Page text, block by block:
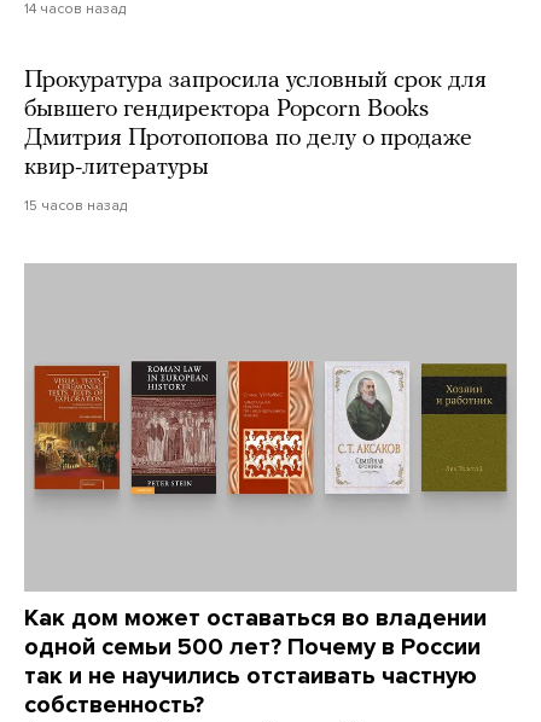
14 часов назад
Прокуратура запросила условный срок для
бывшего гендиректора Popcorn Books
Дмитрия Протопопова по делу о продаже
квир-литературы
15 часов назад
Как дом может оставаться во владении
одной семьи 500 лет? Почему в России
так и не научились отстаивать частную
собственность?